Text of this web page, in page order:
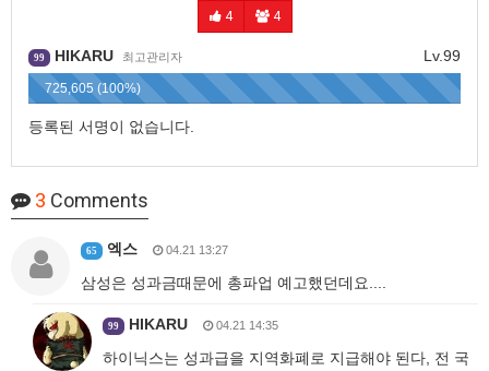
4 4
Lv.99
99 HIKARU 최고관리자
725,605 (100%)
등록된 서명이 없습니다.
3 Comments
65 엑스 04.21 13:27
삼성은 성과금때문에 총파업 예고했던데요....
99 HIKARU 04.21 14:35
하이닉스는 성과급을 지역화폐로 지급해야 된다, 전 국